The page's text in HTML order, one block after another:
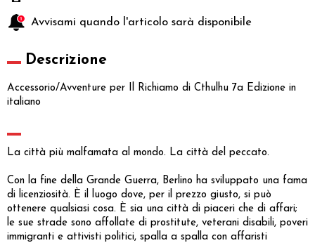
Avvisami quando l'articolo sarà disponibile
Descrizione
Accessorio/Avventure per Il Richiamo di Cthulhu 7a Edizione in
italiano
La città più malfamata al mondo. La città del peccato.
Con la fine della Grande Guerra, Berlino ha sviluppato una fama
di licenziosità. È il luogo dove, per il prezzo giusto, si può
ottenere qualsiasi cosa. È sia una città di piaceri che di affari;
le sue strade sono affollate di prostitute, veterani disabili, poveri
immigranti e attivisti politici, spalla a spalla con affaristi